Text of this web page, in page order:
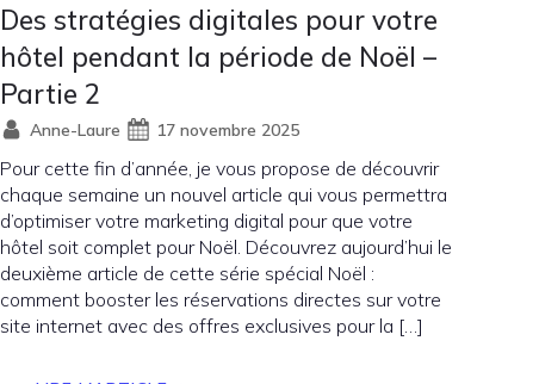
Des stratégies digitales pour votre
hôtel pendant la période de Noël –
Partie 2
Anne-Laure 17 novembre 2025
Pour cette fin d’année, je vous propose de découvrir
chaque semaine un nouvel article qui vous permettra
d’optimiser votre marketing digital pour que votre
hôtel soit complet pour Noël. Découvrez aujourd’hui le
deuxième article de cette série spécial Noël :
comment booster les réservations directes sur votre
site internet avec des offres exclusives pour la […]